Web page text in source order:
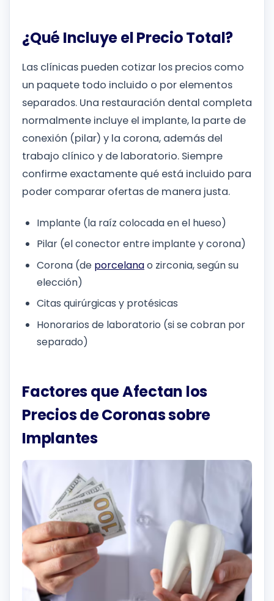
¿Qué Incluye el Precio Total?
Las clínicas pueden cotizar los precios como
un paquete todo incluido o por elementos
separados. Una restauración dental completa
normalmente incluye el implante, la parte de
conexión (pilar) y la corona, además del
trabajo clínico y de laboratorio. Siempre
confirme exactamente qué está incluido para
poder comparar ofertas de manera justa.
Implante (la raíz colocada en el hueso)
Pilar (el conector entre implante y corona)
Corona (de porcelanao zirconia, según su
elección)
Citas quirúrgicas y protésicas
Honorarios de laboratorio (si se cobran por
separado)
Factores que Afectan los
Precios de Coronas sobre
Implantes